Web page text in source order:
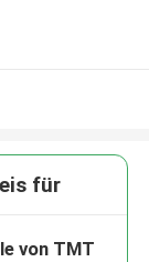
für
von TMT